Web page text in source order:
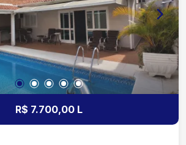
R$ 7.700,00 L